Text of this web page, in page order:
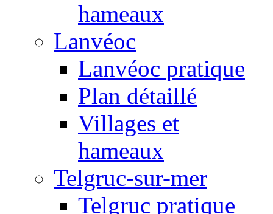
hameaux
Lanvéoc
Lanvéoc pratique
Plan détaillé
Villages et
hameaux
Telgruc-sur-mer
Telgruc pratique